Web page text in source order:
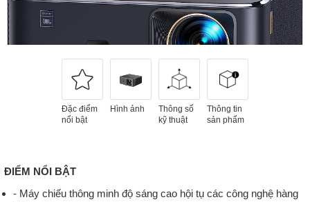
Đặc điểm
nổi bật
Hình ảnh
Thông số
kỹ thuật
Thông tin
sản phẩm
ĐIỂM NỔI BẬT
- Máy chiếu thông minh độ sáng cao hội tụ các công nghệ hàng